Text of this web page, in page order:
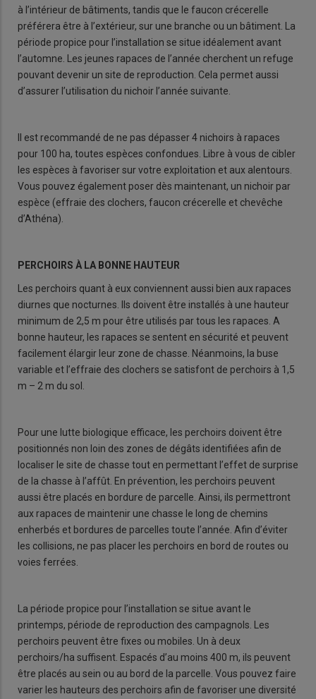
à l’intérieur de bâtiments, tandis que le faucon crécerelle
préférera être à l’extérieur, sur une branche ou un bâtiment. La
période propice pour l’installation se situe idéalement avant
l’automne. Les jeunes rapaces de l’année cherchent un refuge
pouvant devenir un site de reproduction. Cela permet aussi
d’assurer l’utilisation du nichoir l’année suivante.
Il est recommandé de ne pas dépasser 4 nichoirs à rapaces
pour 100 ha, toutes espèces confondues. Libre à vous de cibler
les espèces à favoriser sur votre exploitation et aux alentours.
Vous pouvez également poser dès maintenant, un nichoir par
espèce (effraie des clochers, faucon crécerelle et chevêche
d’Athéna).
PERCHOIRS À LA BONNE HAUTEUR
Les perchoirs quant à eux conviennent aussi bien aux rapaces
diurnes que nocturnes. Ils doivent être installés à une hauteur
minimum de 2,5 m pour être utilisés par tous les rapaces. A
bonne hauteur, les rapaces se sentent en sécurité et peuvent
facilement élargir leur zone de chasse. Néanmoins, la buse
variable et l’effraie des clochers se satisfont de perchoirs à 1,5
m – 2 m du sol.
Pour une lutte biologique efficace, les perchoirs doivent être
positionnés non loin des zones de dégâts identifiées afin de
localiser le site de chasse tout en permettant l’effet de surprise
de la chasse à l’affût. En prévention, les perchoirs peuvent
aussi être placés en bordure de parcelle. Ainsi, ils permettront
aux rapaces de maintenir une chasse le long de chemins
enherbés et bordures de parcelles toute l’année. Afin d’éviter
les collisions, ne pas placer les perchoirs en bord de routes ou
voies ferrées.
La période propice pour l’installation se situe avant le
printemps, période de reproduction des campagnols. Les
perchoirs peuvent être fixes ou mobiles. Un à deux
perchoirs/ha suffisent. Espacés d’au moins 400 m, ils peuvent
être placés au sein ou au bord de la parcelle. Vous pouvez faire
varier les hauteurs des perchoirs afin de favoriser une diversité